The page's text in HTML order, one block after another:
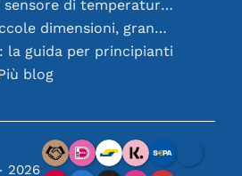
Scegliere il giusto sensore di temperatura [youtube]
Batterie 18650: piccole dimensioni, grandi prestazioni
la guida per principianti
blog
2026